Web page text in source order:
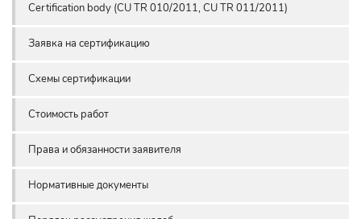
Сertification body (CU TR 010/2011, CU TR 011/2011)
Заявка на сертификацию
Схемы сертификации
Стоимость работ
Права и обязанности заявителя
Нормативные документы